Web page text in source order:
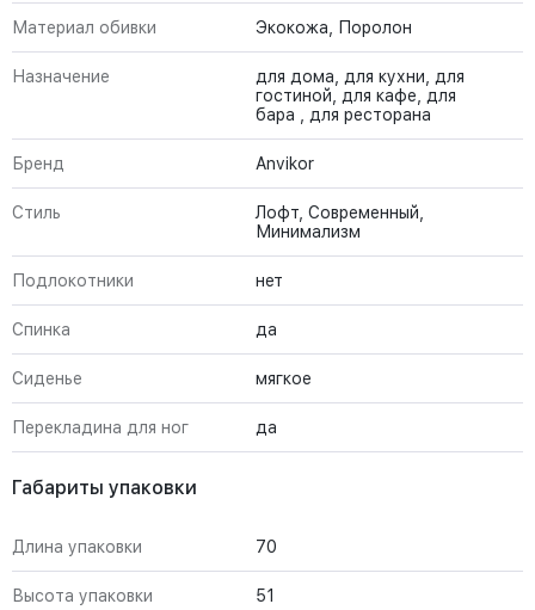
Материал обивки Экокожа, Поролон
Назначение
для дома, для кухни, для
гостиной, для кафе, для
бара , для ресторана
Бренд Anvikor
Стиль
Лофт, Современный,
Минимализм
Подлокотники нет
Спинка да
Сиденье мягкое
Перекладина для ног да
Габариты упаковки
Длина упаковки 70
Высота упаковки 51